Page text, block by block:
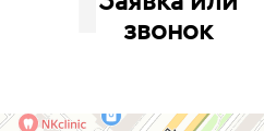
звонок